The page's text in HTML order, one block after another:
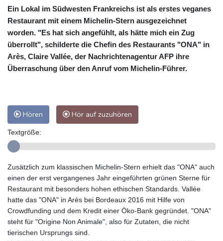
Ein Lokal im Südwesten Frankreichs ist als erstes veganes
Restaurant mit einem Michelin-Stern ausgezeichnet
worden. "Es hat sich angefühlt, als hätte mich ein Zug
überrollt", schilderte die Chefin des Restaurants "ONA" in
Arès, Claire Vallée, der Nachrichtenagentur AFP ihre
Überraschung über den Anruf vom Michelin-Führer.
Hören Hör auf zuzuhören
Textgröße:
Zusätzlich zum klassischen Michelin-Stern erhielt das "ONA" auch
einen der erst vergangenes Jahr eingeführten grünen Sterne für
Restaurant mit besonders hohen ethischen Standards. Vallée
hatte das "ONA" in Arès bei Bordeaux 2016 mit Hilfe von
Crowdfunding und dem Kredit einer Öko-Bank gegründet. "ONA"
steht für "Origine Non Animale", also für Zutaten, die nicht
tierischen Ursprungs sind.